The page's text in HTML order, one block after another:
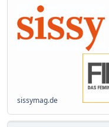
sissymag.de